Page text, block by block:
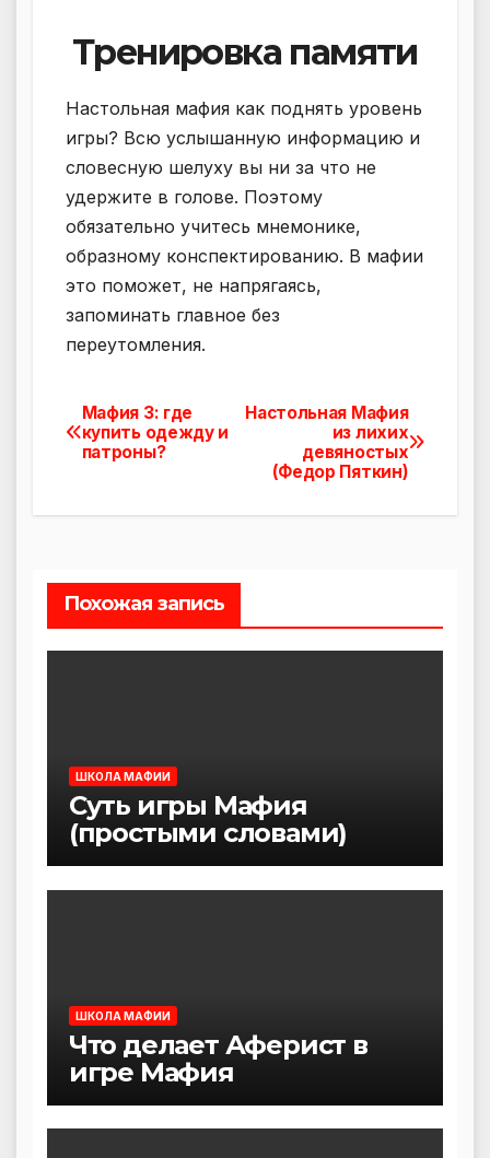
Тренировка памяти
Настольная мафия как поднять уровень
игры? Всю услышанную информацию и
словесную шелуху вы ни за что не
удержите в голове. Поэтому
обязательно учитесь мнемонике,
образному конспектированию. В мафии
это поможет, не напрягаясь,
запоминать главное без
переутомления.
Навигация
по
записям
Настольная Мафия
из лихих
девяностых
(Федор Пяткин)
Мафия 3: где
купить одежду и
патроны?
Похожая запись
ШКОЛА МАФИИ
Суть игры Мафия
(простыми словами)
ШКОЛА МАФИИ
Что делает Аферист в
игре Мафия